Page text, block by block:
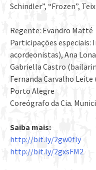
Schindler”, “Frozen”,
Regente: Evandro Matté
Participações especiais:
acordeonistas), Ana
Gabriella Castro
Fernanda Carvalho Leite
Porto Alegre
Coreógrafo da Cia.
Saiba mais:
http://bit.ly/2gw0fly
http://bit.ly/2gxsFM2